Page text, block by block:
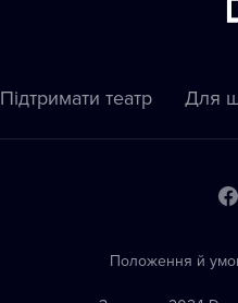
Підтримати театр Для
Положення й